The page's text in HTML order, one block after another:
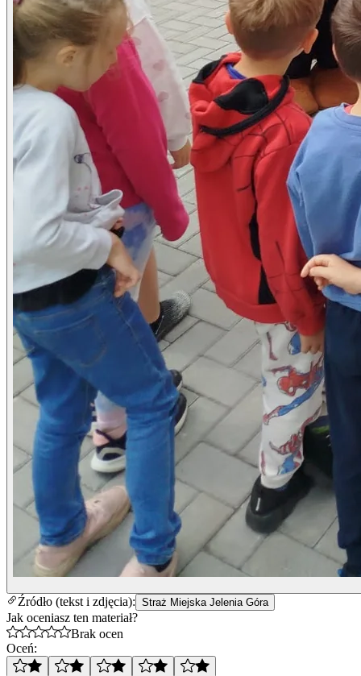
Źródło (tekst i zdjęcia): Straż Miejska Jelenia Góra
Jak oceniasz ten materiał?
Brak ocen
Oceń: